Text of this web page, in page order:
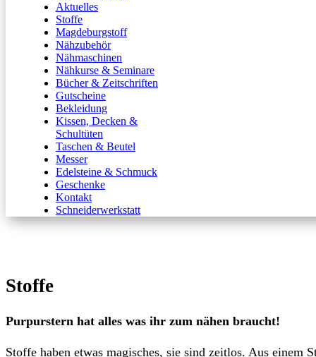
Aktuelles
Stoffe
Magdeburgstoff
Nähzubehör
Nähmaschinen
Nähkurse & Seminare
Bücher & Zeitschriften
Gutscheine
Bekleidung
Kissen, Decken &
Schultüten
Taschen & Beutel
Messer
Edelsteine & Schmuck
Geschenke
Kontakt
Schneiderwerkstatt
Stoffe
Purpurstern hat alles was ihr zum nähen braucht!
Stoffe haben etwas magisches, sie sind zeitlos. Aus einem